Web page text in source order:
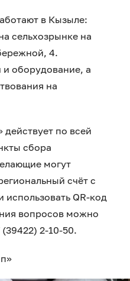
в Кызыле:
сельхозрынке на
4.
оборудование, а
на
по всей
сбора
могут
счёт с
использовать QR-код
вопросов можно
(39422) 2-10-50.